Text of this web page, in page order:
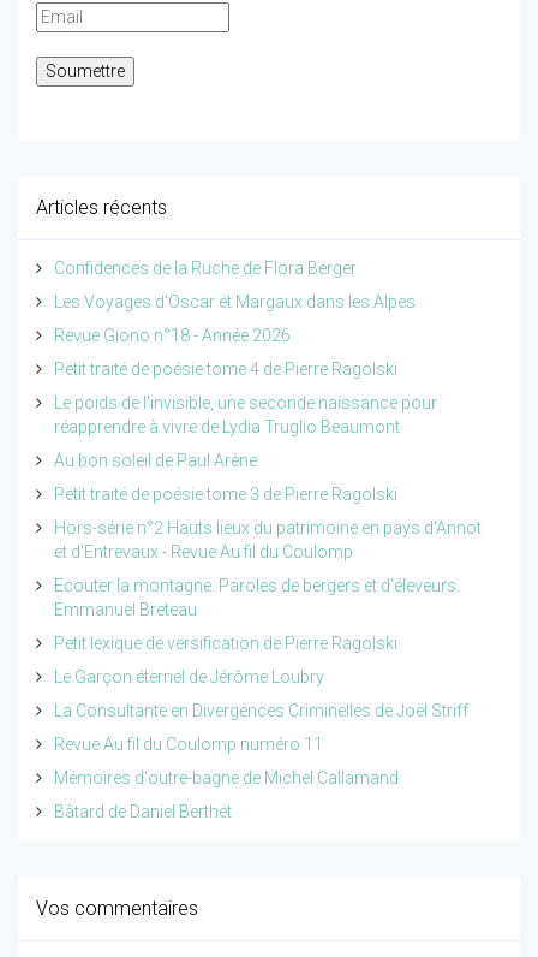
Articles récents
Confidences de la Ruche de Flora Berger
Les Voyages d'Oscar et Margaux dans les Alpes
Revue Giono n°18 - Année 2026
Petit traité de poésie tome 4 de Pierre Ragolski
Le poids de l'invisible, une seconde naissance pour
réapprendre à vivre de Lydia Truglio Beaumont
Au bon soleil de Paul Arène
Petit traité de poésie tome 3 de Pierre Ragolski
Hors-série n°2 Hauts lieux du patrimoine en pays d'Annot
et d'Entrevaux - Revue Au fil du Coulomp
Ecouter la montagne. Paroles de bergers et d'éleveurs.
Emmanuel Breteau
Petit lexique de versification de Pierre Ragolski
Le Garçon éternel de Jérôme Loubry
La Consultante en Divergences Criminelles de Joël Striff
Revue Au fil du Coulomp numéro 11
Mémoires d'outre-bagne de Michel Callamand
Bâtard de Daniel Berthet
Vos commentaires